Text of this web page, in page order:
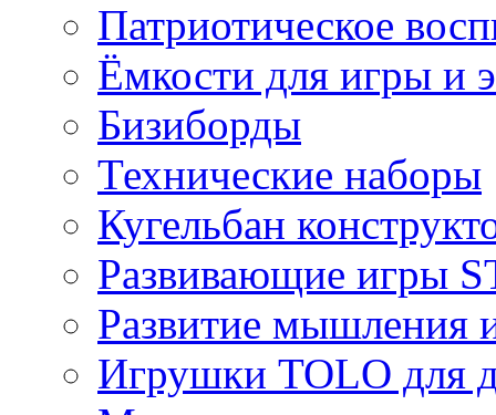
Патриотическое
Ёмкости для игры и
Бизиборды
Технические наборы
Кугельбан
Развивающие игры
Развитие мышления
Игрушки TOLO для